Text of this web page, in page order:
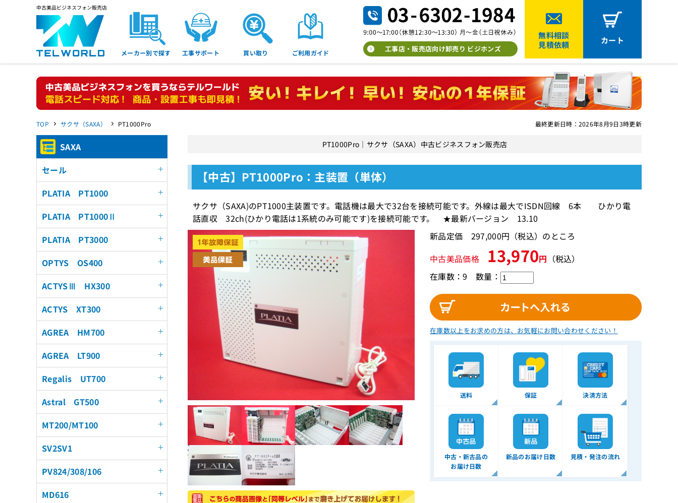
中古美品ビジネスフォン販売店
メーカー別で探す 工事サポート 買い取り ご利用ガイド 工事店・販売店向け卸売り ビジホンズ
無料相談
見積依頼
カート
最終更新日時：2026年8月9日3時更新
TOP サクサ（SAXA） PT1000Pro
PT1000Pro｜サクサ（SAXA）中古ビジネスフォン販売店
【中古】PT1000Pro：主装置（単体）
サクサ（SAXA)のPT1000主装置です。電話機は最大で32台を接続可能です。外線は最大でISDN回線 6本 ひかり電
話直収 32ch(ひかり電話は1系統のみ可能です)を接続可能です。 ★最新バージョン 13.10
新品定価 297,000円（税込）のところ
中古美品価格 13,970円 （税込）
在庫数：9 数量：
在庫数以上をお求めの方は、 お気軽にお問い合わせください！
送料 保証 決済方法
中古・新古品の
お届け日数
新品のお届け日数 見積・発注の流れ
SAXA
セール
PLATIA PT1000
PLATIA PT1000Ⅱ
PLATIA PT3000
OPTYS OS400
ACTYSⅢ HX300
ACTYS XT300
AGREA HM700
AGREA LT900
Regalis UT700
Astral GT500
MT200/MT100
SV2SV1
PV824/308/106
MD616